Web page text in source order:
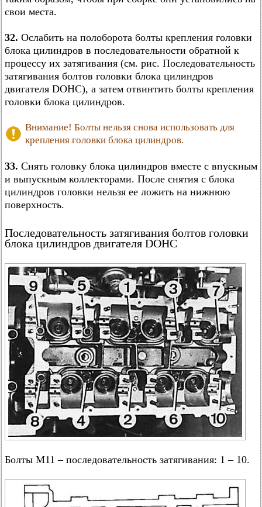
свои места.
32. Ослабить на полоборота болты крепления головки
блока цилиндров в последовательности обратной к
процессу их затягивания (см. рис. Последовательность
затягивания болтов головки блока цилиндров
двигателя DOHC), а затем отвинтить болты крепления
головки блока цилиндров.
Внимание! Болты нельзя снова использовать для
крепления головки блока цилиндров.
33. Снять головку блока цилиндров вместе с впускным
и выпускным коллекторами. После снятия с блока
цилиндров головки нельзя ее ложить на нижнюю
поверхность.
Последовательность затягивания болтов головки
блока цилиндров двигателя DOHC
Болты М11 – последовательность затягивания: 1 – 10.